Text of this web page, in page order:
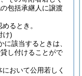
包括承継人に譲渡
るとき。
け)
に該当するときは、
し付けることがで
おいて公用若しく